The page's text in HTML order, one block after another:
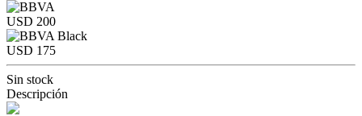
USD 200
USD 175
Sin stock
Descripción